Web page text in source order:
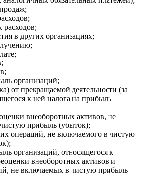
расходов;
в других организациях;
организаций;
от прекращаемой деятельности (за
к ней налога на прибыль
внеоборотных активов, не
прибыль (убыток);
операций, не включаемого в чистую
организаций, относящегося к
внеоборотных активов и
не включаемых в чистую прибыль